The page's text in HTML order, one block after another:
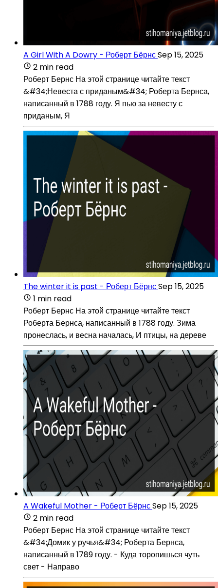
A Girl With A Dowry - Роберт БёрнсSep 15, 2025
2 min read
Роберт Бернс На этой странице читайте текст
&#34;Невеста с приданым&#34; Роберта Бернса,
написанный в 1788 году. Я пью за невесту с
приданым, Я
The winter it is past - Роберт БёрнсSep 15, 2025
1 min read
Роберт Бернс На этой странице читайте текст
Роберта Бернса, написанный в 1788 году. Зима
пронеслась, и весна началась, И птицы, на дереве
A Wakeful Mother - Роберт БёрнсSep 15, 2025
2 min read
Роберт Бернс На этой странице читайте текст
&#34;Домик у ручья&#34; Роберта Бернса,
написанный в 1789 году. - Куда торопишься чуть
свет - Направо